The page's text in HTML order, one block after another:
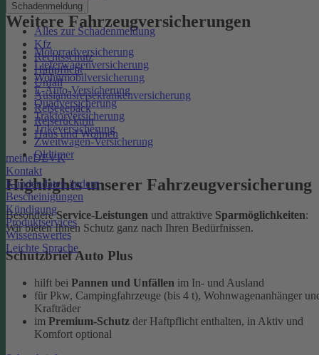
Schadenmeldung
Alles zur Schadenmeldung
Kfz
Rechtsschutz
Haftpflicht
Unfall
Auslandsreisekrankenversicherung
Reisegepäck
Reiserücktritt
Haus und Wohnen
meineDEVK
Kontakt
Kundendaten ändern
Bescheinigungen
Kündigung
Produktservices
Wissenswertes
Leichte Sprache
Weitere Fahrzeugversicherungen
Motorradversicherung
Lieferwagenversicherung
Wohnmobilversicherung
E-Auto-Versicherung
Quadversicherung
Traktorversicherung
Trikeversicherung
Zweitwagen-Versicherung
Oldtimer
Highlights unserer Fahrzeugversicherung
BesondereService-Leistungen und attraktive Sparmöglichkeiten:
Wir bieten Ihnen Schutz ganz nach Ihren Bedürfnissen.
Schutzbrief Auto Plus
hilft bei Pannen und Unfällen im In- und Ausland
für Pkw, Campingfahrzeuge (bis 4 t), Wohnwagenanhänger
Krafträder
im Premium-Schutz der Haftpflicht enthalten, in Aktiv und
Komfort optional